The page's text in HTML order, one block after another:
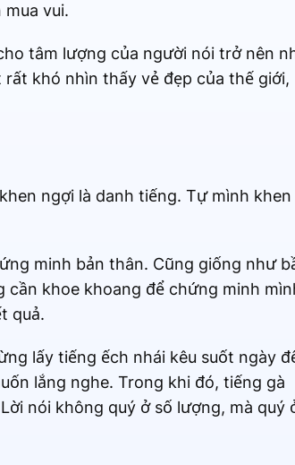
vui.
tâm lượng của người nói trở nên
khó nhìn thấy vẻ đẹp của thế giới,
ngợi là danh tiếng. Tự mình khen
minh bản thân. Cũng giống như
khoe khoang để chứng minh
quả.
lấy tiếng ếch nhái kêu suốt ngày
lắng nghe. Trong khi đó, tiếng gà
nói không quý ở số lượng, mà quý